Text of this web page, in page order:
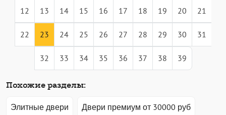
12 13 14 15 16 17 18 19 20 21
22 23 24 25 26 27 28 29 30 31
32 33 34 35 36 37 38 39
Похожие разделы:
Элитные двери Двери премиум от 30000 руб